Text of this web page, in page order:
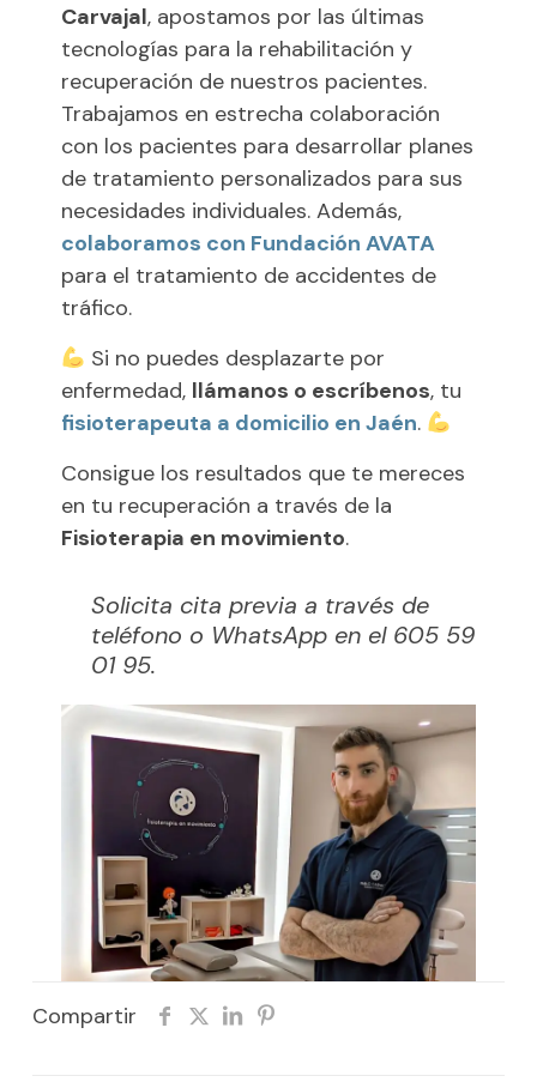
Carvajal, apostamos por las últimas
tecnologías para la rehabilitación y
recuperación de nuestros pacientes.
Trabajamos en estrecha colaboración
con los pacientes para desarrollar planes
de tratamiento personalizados para sus
necesidades individuales. Además,
colaboramos con Fundación AVATA
para el tratamiento de accidentes de
tráfico.
Si no puedes desplazarte por
enfermedad, llámanos o escríbenos, tu
fisioterapeuta a domicilio en Jaén.
Consigue los resultados que te mereces
en tu recuperación a través de la
Fisioterapia en movimiento.
Solicita cita previa a través de
teléfono o WhatsApp en el 605 59
01 95.
Compartir